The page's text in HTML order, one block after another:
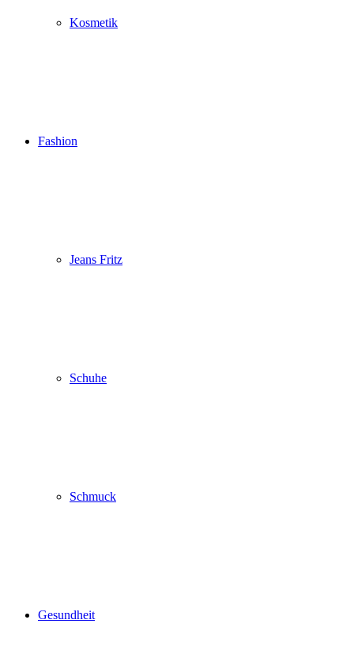
Kosmetik
Fashion
Jeans Fritz
Schuhe
Schmuck
Gesundheit